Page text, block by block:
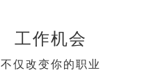
工作机会
不仅改变你的职业